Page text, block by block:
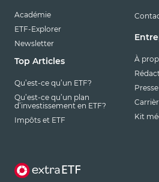
Académie
ETF-Explorer
Newsletter
Top Articles
Qu’est-ce qu’un ETF?
Qu’est-ce qu’un plan
d’investissement en ETF?
Impôts et ETF
À
Presse
Kit